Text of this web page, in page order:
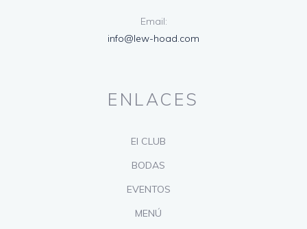
Email:
info@lew-hoad.com
ENLACES
El CLUB
BODAS
EVENTOS
MENÚ